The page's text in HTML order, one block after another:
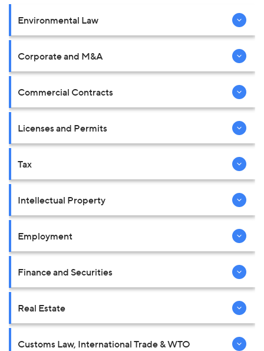
Environmental Law
Corporate and M&A
Commercial Contracts
Licenses and Permits
Tax
Intellectual Property
Employment
Finance and Securities
Real Estate
Customs Law, International Trade & WTO